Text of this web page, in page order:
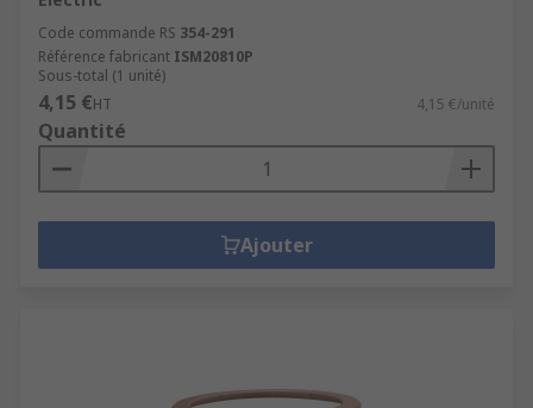
Code commande RS 354-291
Référence fabricant ISM20810P
Sous-total (1 unité)
4,15 €HT 4,15 €/unité
Quantité
Ajouter